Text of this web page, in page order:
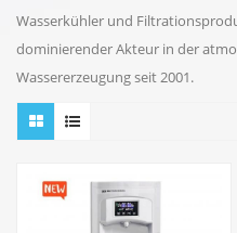
Wasserkühler und
dominierender Akteur in der
Wassererzeugung seit 2001.